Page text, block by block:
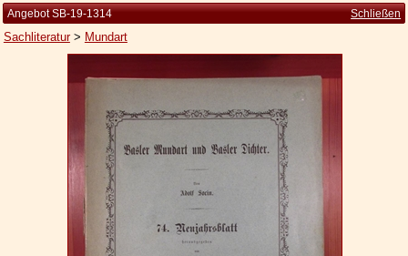
Kleine Kulturgeschichte
Die Brockhaus Auflagen
Die Meyer Auflagen
Zu den Angeboten
Angebot SB-19-1314 Schließen
Sachliteratur> Mundart